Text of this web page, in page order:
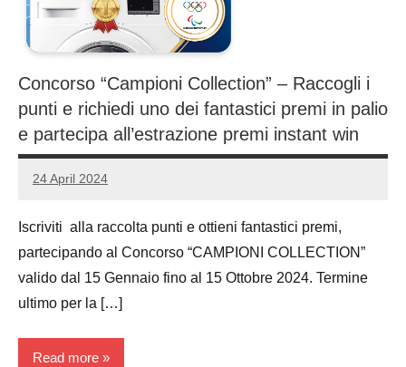
Concorso “Campioni Collection” – Raccogli i
punti e richiedi uno dei fantastici premi in palio
e partecipa all’estrazione premi instant win
24 April 2024
Luca
No
Iscriviti alla raccolta punti e ottieni fantastici premi,
partecipando al Concorso “CAMPIONI COLLECTION”
valido dal 15 Gennaio fino al 15 Ottobre 2024. Termine
ultimo per la […]
Read more